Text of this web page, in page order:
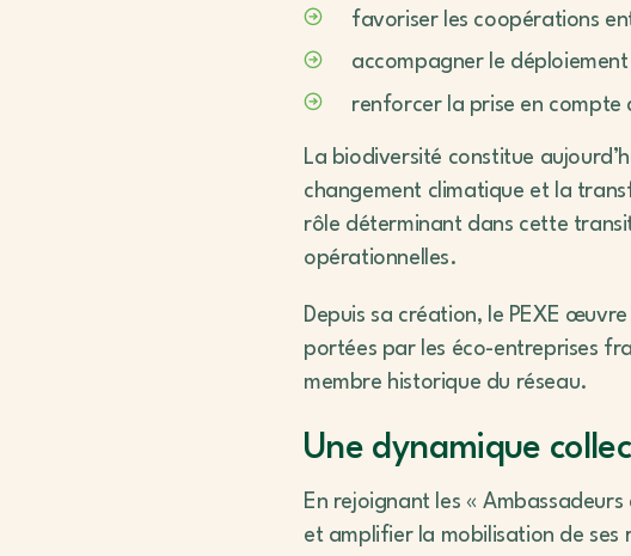
favoriser les coopérations
accompagner le
renforcer la prise en compte
La biodiversité constitue
changement climatique et la
rôle déterminant dans cette
opérationnelles.
Depuis sa création, le PEXE
portées par les éco-entreprises
membre historique du réseau.
Une dynamique
En rejoignant les «
et amplifier la mobilisation de